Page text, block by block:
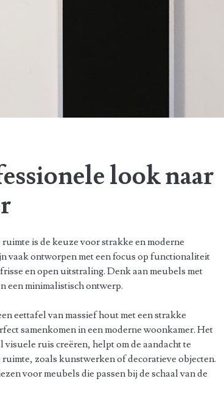
look naar
is de keuze voor strakke en moderne
vaak ontworpen met een focus op functionaliteit
en open uitstraling. Denk aan meubels met
een minimalistisch ontwerp.
eettafel van massief hout met een strakke
samenkomen in een moderne woonkamer. Het
ruis creëren, helpt om de aandacht te
ruimte, zoals kunstwerken of decoratieve objecten.
voor meubels die passen bij de schaal van de